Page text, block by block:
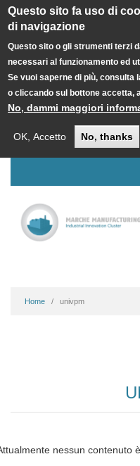
Questo sito fa uso di
di navigazione
Questo sito o gli strumenti terzi
necessari al funzionamento ed
Se vuoi saperne di più, consulta
o cliccando sul bottone accetta,
No, dammi maggiori
OK, Accetto No, thanks
Home univpm
nessun contenuto